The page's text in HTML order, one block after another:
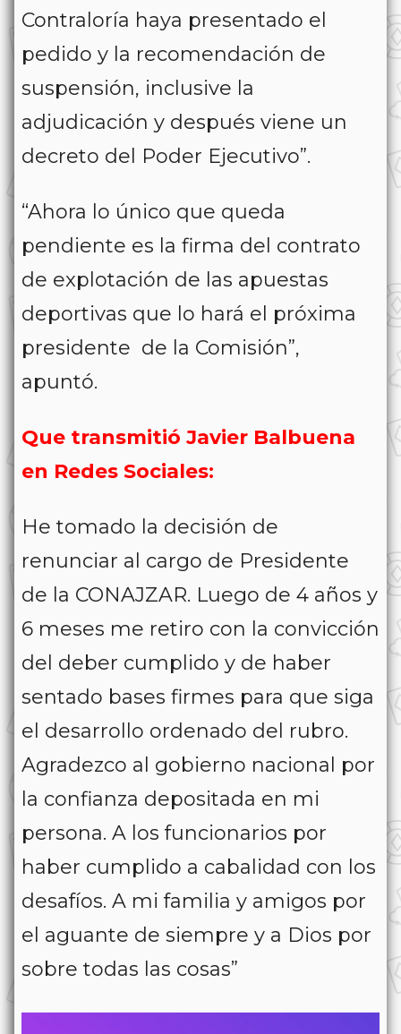
Contraloría haya presentado el
pedido y la recomendación de
suspensión, inclusive la
adjudicación y después viene un
decreto del Poder Ejecutivo”.
“Ahora lo único que queda
pendiente es la firma del contrato
de explotación de las apuestas
deportivas que lo hará el próxima
presidente de la Comisión”,
apuntó.
Que transmitió Javier Balbuena
en Redes Sociales:
He tomado la decisión de
renunciar al cargo de Presidente
de la CONAJZAR. Luego de 4 años y
6 meses me retiro con la convicción
del deber cumplido y de haber
sentado bases firmes para que siga
el desarrollo ordenado del rubro.
Agradezco al gobierno nacional por
la confianza depositada en mi
persona. A los funcionarios por
haber cumplido a cabalidad con los
desafíos. A mi familia y amigos por
el aguante de siempre y a Dios por
sobre todas las cosas”